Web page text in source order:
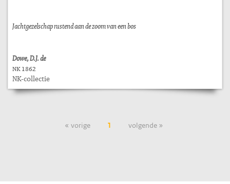
Jachtgezelschap rustend aan de zoom van een bos
Dowe, D.J. de
NK 1862
NK-collectie
« vorige 1 volgende »